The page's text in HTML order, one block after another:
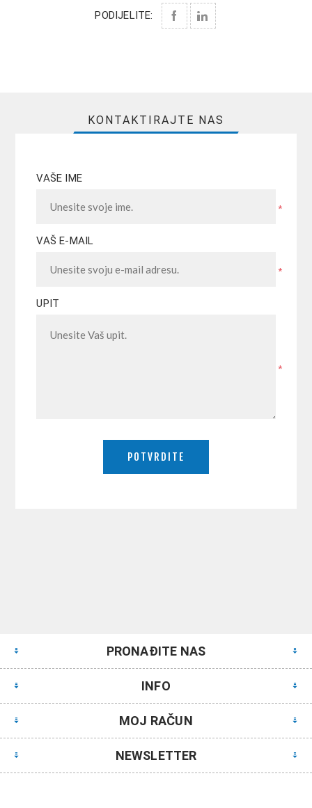
PODIJELITE:
KONTAKTIRAJTE NAS
VAŠE IME
*
VAŠ E-MAIL
*
UPIT
*
PRONAĐITE NAS
INFO
MOJ RAČUN
NEWSLETTER